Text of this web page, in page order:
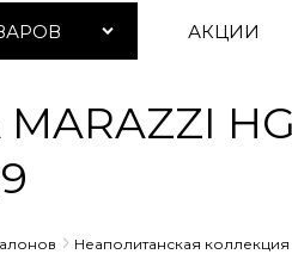
АКЦИИ
MARAZZI
Неаполитанская коллекция